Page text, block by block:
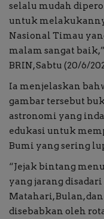
selalu mudah
untuk
Nasional Timau
malam sangat
BRIN, Sabtu (20/6/
Ia menjelaskan
gambar tersebut
astronomi yang
edukasi untuk
Bumi yang sering
“Jejak bintang
yang jarang
Matahari, Bulan,
disebabkan oleh